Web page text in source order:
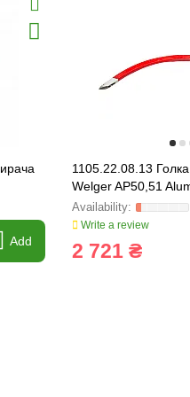
Add
1105.22.08.13
Welger AP50,51
Write a review
2 721 ₴